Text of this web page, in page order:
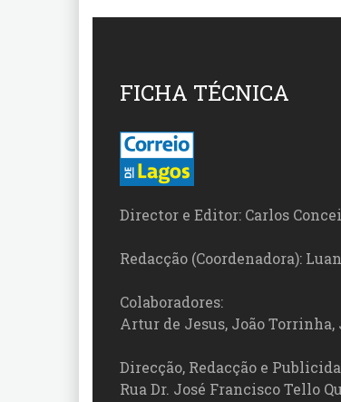
FICHA TÉCNICA
Director e Editor: Carlos
Redacção (Coordenadora):
Colaboradores:
Artur de Jesus, João
Direcção, Redacção e
Rua Dr. José Francisco Tello